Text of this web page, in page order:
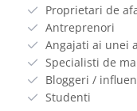
Proprietari de
Antreprenori
Angajati ai unei
Specialisti de
Bloggeri /
Studenti